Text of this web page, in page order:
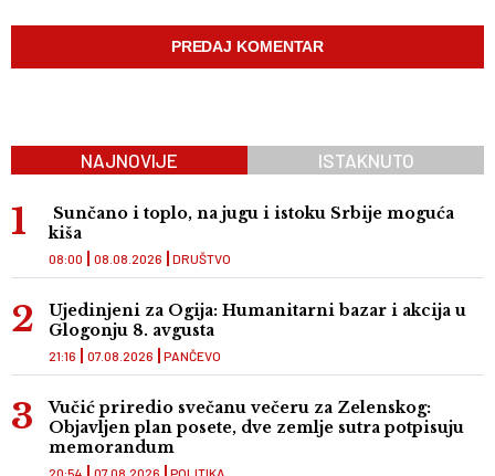
NAJNOVIJE ISTAKNUTO
Sunčano i toplo, na jugu i istoku Srbije moguća
kiša
DRUŠTVO
08:00 08.08.2026
Ujedinjeni za Ogija: Humanitarni bazar i akcija u
Glogonju 8. avgusta
PANČEVO
21:16 07.08.2026
Vučić priredio svečanu večeru za Zelenskog:
Objavljen plan posete, dve zemlje sutra potpisuju
memorandum